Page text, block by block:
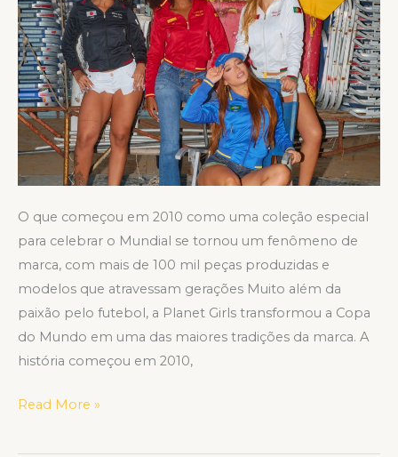
O que começou em 2010 como uma coleção especial
para celebrar o Mundial se tornou um fenômeno de
marca, com mais de 100 mil peças produzidas e
modelos que atravessam gerações Muito além da
paixão pelo futebol, a Planet Girls transformou a Copa
do Mundo em uma das maiores tradições da marca. A
história começou em 2010,
como
tradição
entre
consumidoras
Read More »